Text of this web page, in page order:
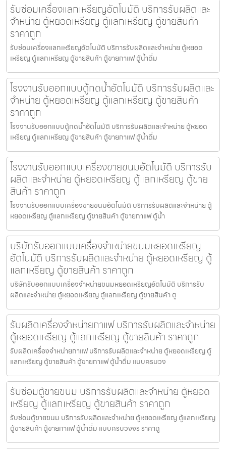
รับซ่อมเครื่องแลกเหรียญ​อัตโนมัติ บริการรับผลิตและ
จำหน่าย ตู้หยอดเหรียญ ตู้แลกเหรียญ ตู้ขายสินค้า
ราคาถูก
รับซ่อมเครื่องแลกเหรียญ​อัตโนมัติ บริการรับผลิตและจำหน่าย ตู้หยอด
เหรียญ ตู้แลกเหรียญ ตู้ขายสินค้า ตู้ขายกาแฟ ตู้น้ำดื่ม
โรงงานรับออกแบบตู้กดน้ำ​อัตโนมัติ บริการรับผลิตและ
จำหน่าย ตู้หยอดเหรียญ ตู้แลกเหรียญ ตู้ขายสินค้า
ราคาถูก
โรงงานรับออกแบบตู้กดน้ำ​อัตโนมัติ บริการรับผลิตและจำหน่าย ตู้หยอด
เหรียญ ตู้แลกเหรียญ ตู้ขายสินค้า ตู้ขายกาแฟ ตู้น้ำดื่ม
โรงงานรับออกแบบเครื่องขายขนม​อัตโนมัติ บริการรับ
ผลิตและจำหน่าย ตู้หยอดเหรียญ ตู้แลกเหรียญ ตู้ขาย
สินค้า ราคาถูก
โรงงานรับออกแบบเครื่องขายขนม​อัตโนมัติ บริการรับผลิตและจำหน่าย ตู้
หยอดเหรียญ ตู้แลกเหรียญ ตู้ขายสินค้า ตู้ขายกาแฟ ตู้น้ำ
บริษัทรับออกแบบเครื่องจำหน่ายขนมหยอดเหรียญ​​
อัตโนมัติ บริการรับผลิตและจำหน่าย ตู้หยอดเหรียญ ตู้
แลกเหรียญ ตู้ขายสินค้า ราคาถูก
บริษัทรับออกแบบเครื่องจำหน่ายขนมหยอดเหรียญ​​อัตโนมัติ บริการรับ
ผลิตและจำหน่าย ตู้หยอดเหรียญ ตู้แลกเหรียญ ตู้ขายสินค้า ตู
รับผลิตเครื่องจำหน่ายกาแฟ บริการรับผลิตและจำหน่าย
ตู้หยอดเหรียญ ตู้แลกเหรียญ ตู้ขายสินค้า ราคาถูก
รับผลิตเครื่องจำหน่ายกาแฟ บริการรับผลิตและจำหน่าย ตู้หยอดเหรียญ ตู้
แลกเหรียญ ตู้ขายสินค้า ตู้ขายกาแฟ ตู้น้ำดื่ม แบบครบวง
รับซ่อมตู้ขายขนม บริการรับผลิตและจำหน่าย ตู้หยอด
เหรียญ ตู้แลกเหรียญ ตู้ขายสินค้า ราคาถูก
รับซ่อมตู้ขายขนม บริการรับผลิตและจำหน่าย ตู้หยอดเหรียญ ตู้แลกเหรียญ
ตู้ขายสินค้า ตู้ขายกาแฟ ตู้น้ำดื่ม แบบครบวงจร ราคาถู